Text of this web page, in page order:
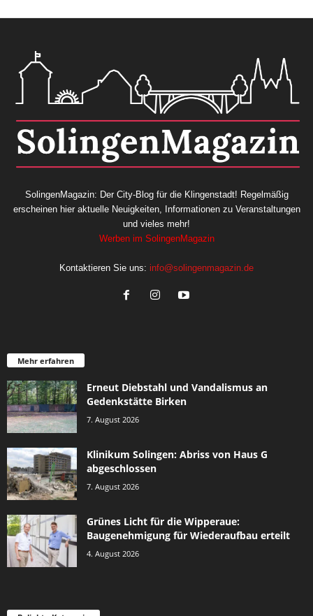
SolingenMagazin: Der City-Blog für die Klingenstadt! Regelmäßig
erscheinen hier aktuelle Neuigkeiten, Informationen zu Veranstaltungen
und vieles mehr!
Werben im SolingenMagazin
Kontaktieren Sie uns: info@solingenmagazin.de
Mehr erfahren
Erneut Diebstahl und Vandalismus an
Gedenkstätte Birken
7. August 2026
Klinikum Solingen: Abriss von Haus G
abgeschlossen
7. August 2026
Grünes Licht für die Wipperaue:
Baugenehmigung für Wiederaufbau erteilt
4. August 2026